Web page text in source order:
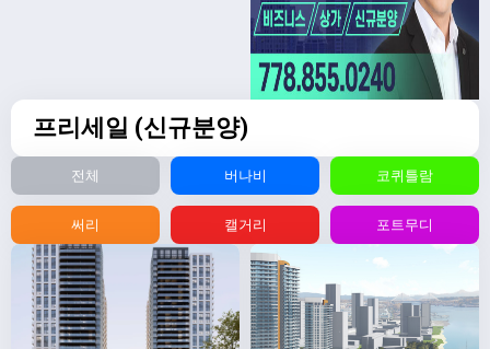
프리세일 (신규분양)
전체 버나비 코퀴틀람
써리 캘거리 포트무디